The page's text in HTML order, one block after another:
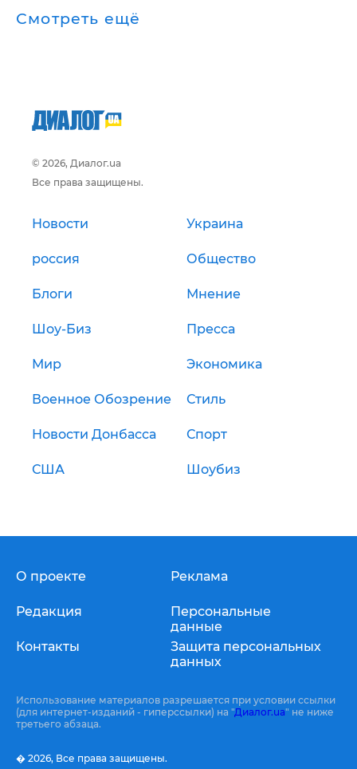
Смотреть ещё
© 2026, Диалог.ua
Все права защищены.
Новости Украина
россия Общество
Блоги Мнение
Шоу-Биз Пресса
Мир Экономика
Военное Обозрение Стиль
Новости Донбасса Спорт
США Шоубиз
О проекте
Редакция
Контакты
Реклама
Персональные
данные
Защита персональных
данных
Использование материалов разрешается при условии ссылки
(для интернет-изданий - гиперссылки) на "Диалог.ua" не ниже
третьего абзаца.
� 2026, Все права защищены.